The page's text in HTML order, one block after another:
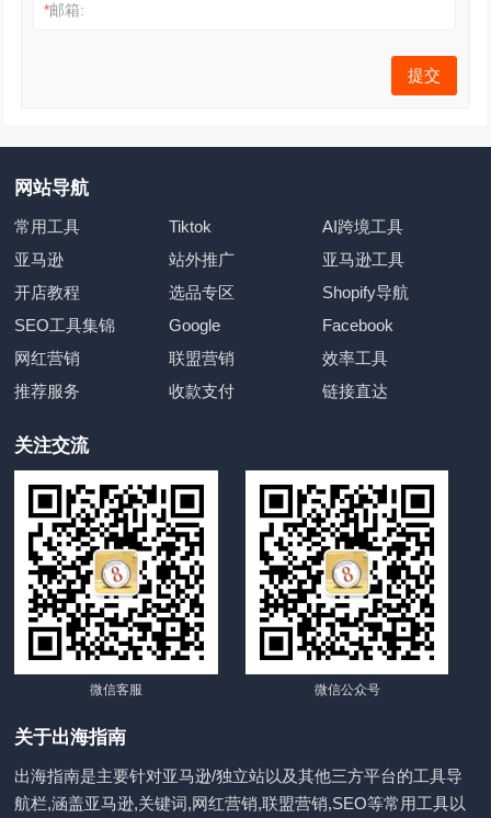
*邮箱:
网站导航
常用工具 Tiktok
AI跨境工具
亚马逊
站外推广
亚马逊工具
开店教程
选品专区
Shopify导航
SEO工具集锦
Google
Facebook
网红营销
联盟营销
效率工具
推荐服务
收款支付 链接直达
关注交流
微信客服 微信公众号
关于出海指南
出海指南是主要针对亚马逊/独立站以及其他三方平台的工具导
航栏,涵盖亚马逊,关键词,网红营销,联盟营销,SEO等常用工具以